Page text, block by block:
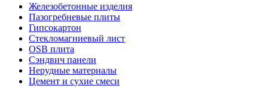
Железобетонные изделия
Пазогребневые плиты
Гипсокартон
Стекломагниевый лист
OSB плита
Сэндвич панели
Нерудные материалы
Цемент и сухие смеси